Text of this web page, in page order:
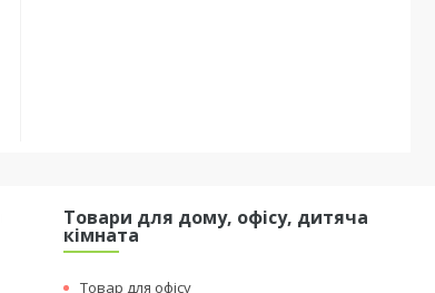
Товари для дому, офісу, дитяча
кімната
Товар для офісу